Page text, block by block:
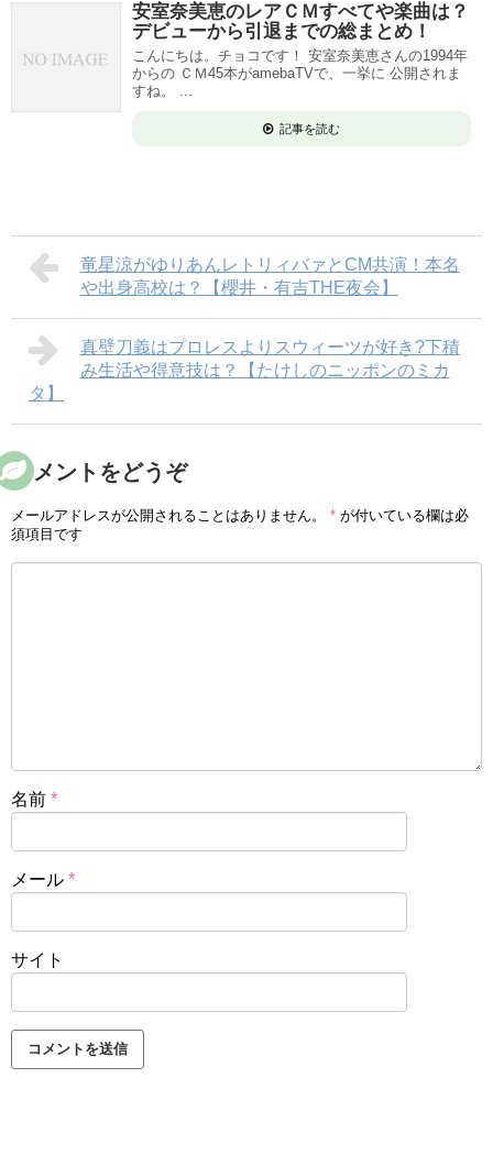
安室奈美恵のレアＣＭすべてや楽曲は？
デビューから引退までの総まとめ！
こんにちは。チョコです！ 安室奈美恵さんの1994年
からの ＣＭ45本がamebaTVで、一挙に 公開されま
すね。 ...
記事を読む
竜星涼がゆりあんレトリィバァとCM共演！本名
や出身高校は？【櫻井・有吉THE夜会】
真壁刀義はプロレスよりスウィーツが好き?下積
み生活や得意技は？【たけしのニッポンのミカ
タ】
コメントをどうぞ
メールアドレスが公開されることはありません。 * が付いている欄は必
須項目です
名前 *
メール *
サイト